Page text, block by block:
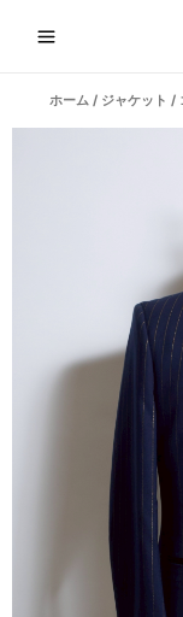
キ
ホーム / ジャケット /